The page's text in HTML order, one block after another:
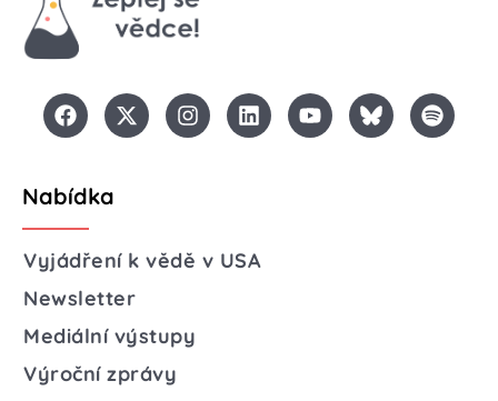
Nabídka
Vyjádření k vědě v USA
Newsletter
Mediální výstupy
Výroční zprávy